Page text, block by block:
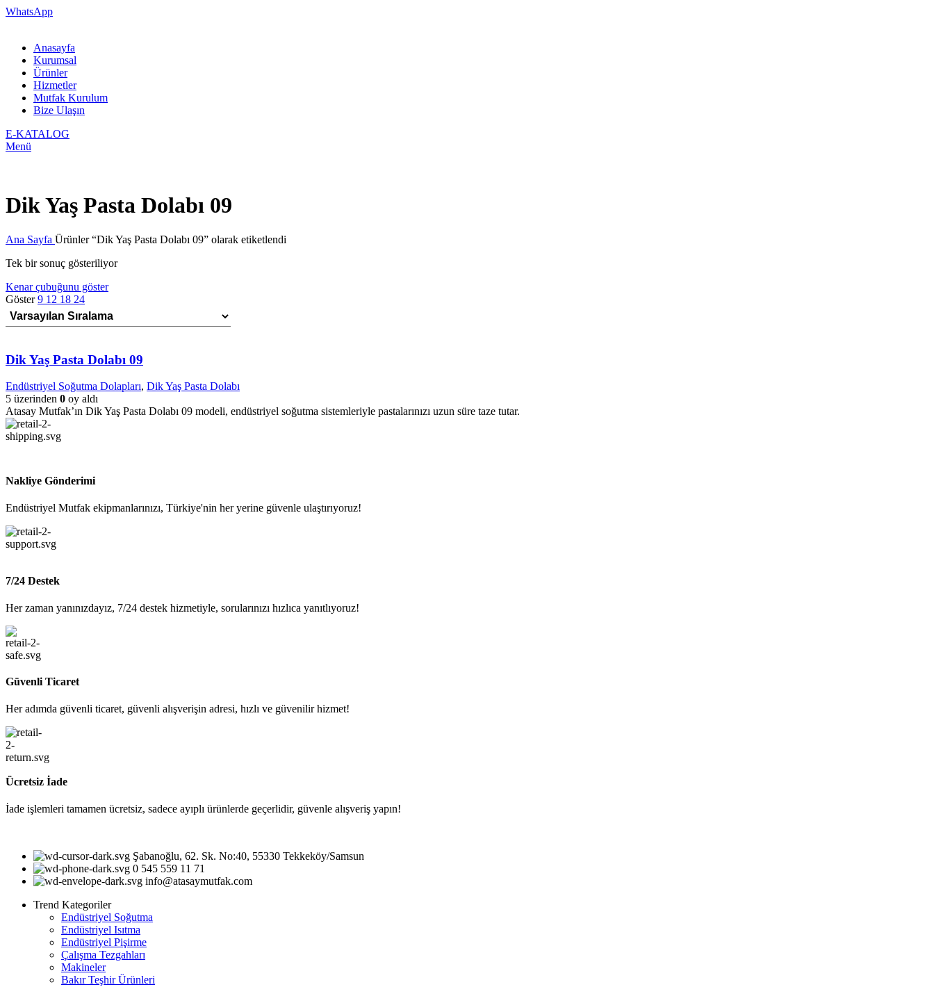
WhatsApp
Anasayfa
Kurumsal
Ürünler
Hizmetler
Mutfak Kurulum
Bize Ulaşın
E-KATALOG
Menü
Dik Yaş Pasta Dolabı 09
Ana Sayfa Ürünler “Dik Yaş Pasta Dolabı 09” olarak etiketlendi
Tek bir sonuç gösteriliyor
Kenar çubuğunu göster
Göster9 12 18 24
Dik Yaş Pasta Dolabı 09
Endüstriyel Soğutma Dolapları, Dik Yaş Pasta Dolabı
5 üzerinden 0 oy aldı
Atasay Mutfak’ın Dik Yaş Pasta Dolabı 09 modeli, endüstriyel soğutma sistemleriyle pastalarınızı uzun süre taze tutar.
Nakliye Gönderimi
Endüstriyel Mutfak ekipmanlarınızı, Türkiye'nin her yerine güvenle ulaştırıyoruz!
7/24 Destek
Her zaman yanınızdayız, 7/24 destek hizmetiyle, sorularınızı hızlıca yanıtlıyoruz!
Güvenli Ticaret
Her adımda güvenli ticaret, güvenli alışverişin adresi, hızlı ve güvenilir hizmet!
Ücretsiz İade
İade işlemleri tamamen ücretsiz, sadece ayıplı ürünlerde geçerlidir, güvenle alışveriş yapın!
Şabanoğlu, 62. Sk. No:40, 55330 Tekkeköy/Samsun
0 545 559 11 71
info@atasaymutfak.com
Trend Kategoriler
Endüstriyel Soğutma
Endüstriyel Isıtma
Endüstriyel Pişirme
Çalışma Tezgahları
Makineler
Bakır Teşhir Ürünleri